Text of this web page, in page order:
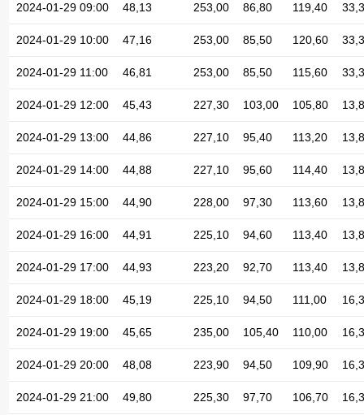
2024-01-29 09:00 48,13 253,00 86,80 119,40
2024-01-29 10:00 47,16 253,00 85,50 120,60
2024-01-29 11:00 46,81 253,00 85,50 115,60
2024-01-29 12:00 45,43 227,30 103,00 105,80
2024-01-29 13:00 44,86 227,10 95,40 113,20
2024-01-29 14:00 44,88 227,10 95,60 114,40
2024-01-29 15:00 44,90 228,00 97,30 113,60
2024-01-29 16:00 44,91 225,10 94,60 113,40
2024-01-29 17:00 44,93 223,20 92,70 113,40
2024-01-29 18:00 45,19 225,10 94,50 111,00
2024-01-29 19:00 45,65 235,00 105,40 110,00
2024-01-29 20:00 48,08 223,90 94,50 109,90
2024-01-29 21:00 49,80 225,30 97,70 106,70